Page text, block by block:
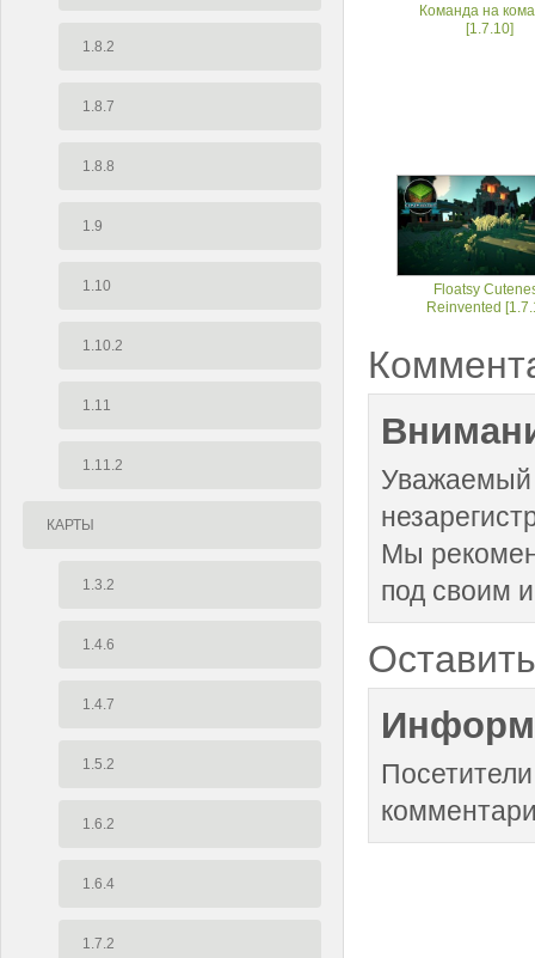
1.8.2
1.8.7
1.8.8
1.9
1.10
1.10.2
1.11
1.11.2
КАРТЫ
1.3.2
1.4.6
1.4.7
1.5.2
1.6.2
1.6.4
1.7.2
Команда на
[1.7.10]
Floatsy
Reinvented
Уважаемый
Мы
под своим